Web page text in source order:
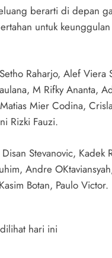
berarti di depan
untuk keunggulan
Raharjo, Alef Viera
M Rifky Ananta,
Mier Codina,
Rizki Fauzi.
Stevanovic, Kadek
Andre
Botan, Paulo Victor.
hari ini